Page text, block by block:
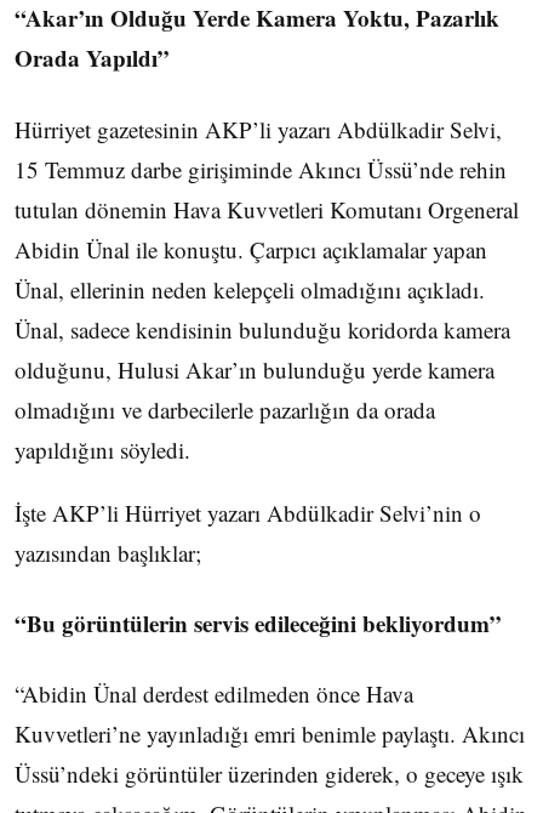
“Akar’ın Olduğu Yerde Kamera Yoktu, Pazarlık
Orada Yapıldı”
Hürriyet gazetesinin AKP’li yazarı Abdülkadir Selvi,
15 Temmuz darbe girişiminde Akıncı Üssü’nde rehin
tutulan dönemin Hava Kuvvetleri Komutanı Orgeneral
Abidin Ünal ile konuştu. Çarpıcı açıklamalar yapan
Ünal, ellerinin neden kelepçeli olmadığını açıkladı.
Ünal, sadece kendisinin bulunduğu koridorda kamera
olduğunu, Hulusi Akar’ın bulunduğu yerde kamera
olmadığını ve darbecilerle pazarlığın da orada
yapıldığını söyledi.
İşte AKP’li Hürriyet yazarı Abdülkadir Selvi’nin o
yazısından başlıklar;
“Bu görüntülerin servis edileceğini bekliyordum”
“Abidin Ünal derdest edilmeden önce Hava
Kuvvetleri’ne yayınladığı emri benimle paylaştı. Akıncı
Üssü’ndeki görüntüler üzerinden giderek, o geceye ışık